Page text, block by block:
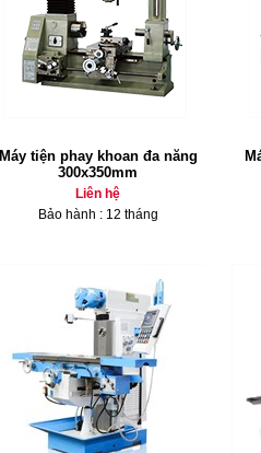
Máy tiện phay khoan đa năng
300x350mm
Liên hệ
Bảo hành : 12 tháng